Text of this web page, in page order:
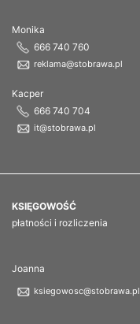
Monika
666 740 760
reklama@stobrawa.pl
Kacper
666 740 704
it@stobrawa.pl
KSIĘGOWOŚĆ
płatności i rozliczenia
Joanna
ksiegowosc@stobrawa.pl